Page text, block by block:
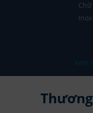
Chữ
Inox
Xem